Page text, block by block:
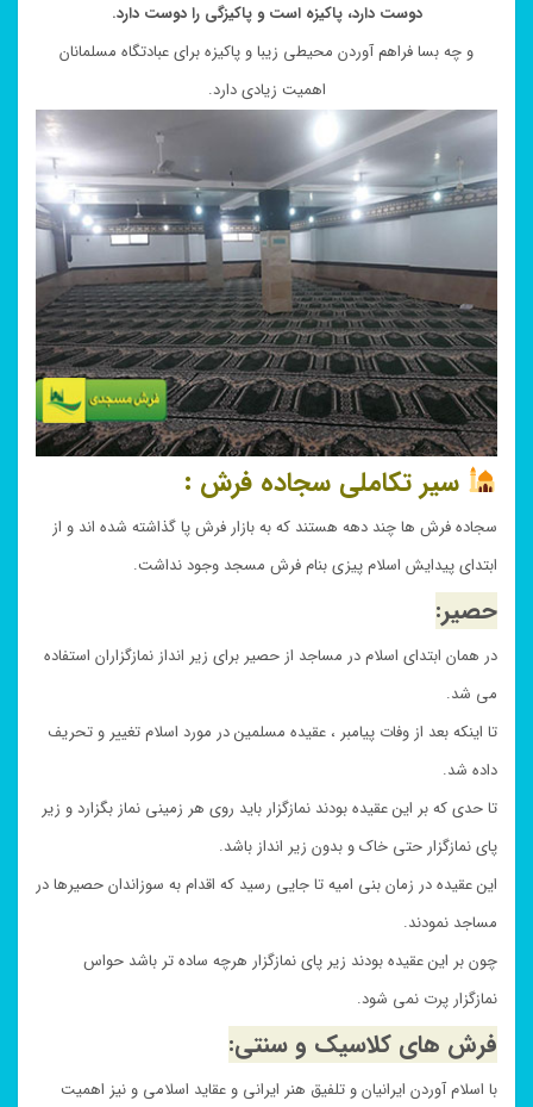
دوست دارد، پاکیزه است و پاکیزگى را دوست دارد.
و چه بسا فراهم آوردن محیطی زیبا و پاکیزه برای عبادتگاه مسلمانان
اهمیت زیادی دارد.
سیر تکاملی سجاده فرش :
سجاده فرش ها چند دهه هستند که به بازار فرش پا گذاشته شده اند و از
ابتدای پیدایش اسلام پیزی بنام فرش مسجد وجود نداشت.
حصیر:
در همان ابتدای اسلام در مساجد از حصیر برای زیر انداز نمازگزاران استفاده
می شد.
تا اینکه بعد از وفات پیامبر ، عقیده مسلمین در مورد اسلام تغییر و تحریف
داده شد.
تا حدی که بر این عقیده بودند نمازگزار باید روی هر زمینی نماز بگزارد و زیر
پای نمازگزار حتی خاک و بدون زیر انداز باشد.
این عقیده در زمان بنی امیه تا جایی رسید که اقدام به سوزاندان حصیرها در
مساجد نمودند.
چون بر این عقیده بودند زیر پای نمازگزار هرچه ساده تر باشد حواس
نمازگزار پرت نمی شود.
فرش های کلاسیک و سنتی:
با اسلام آوردن ایرانیان و تلفیق هنر ایرانی و عقاید اسلامی و نیز اهمیت